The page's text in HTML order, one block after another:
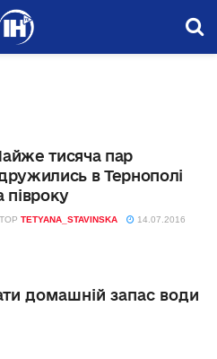
тисяча пар
в Тернополі
півроку
TETYANA_STAVINSKA 14.07.2016
домашній запас води